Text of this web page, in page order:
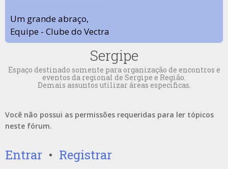
Um grande abraço,
Equipe - Clube do Vectra
Sergipe
Espaço destinado somente para organização de encontros e
eventos da regional de Sergipe e Região.
Demais assuntos utilizar áreas especificas.
Você não possui as permissões requeridas para ler tópicos
neste fórum.
Entrar • Registrar